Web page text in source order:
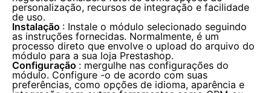
personalização, recursos de integração e facilidade
de uso.
Instalação : Instale o módulo selecionado seguindo
as instruções fornecidas. Normalmente, é um
processo direto que envolve o upload do arquivo do
módulo para a sua loja Prestashop.
Configuração : mergulhe nas configurações do
módulo. Configure -o de acordo com suas
preferências, como opções de idioma, aparência e